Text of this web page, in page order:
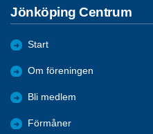
Jönköping Centrum
Start
Om föreningen
Bli medlem
Förmåner